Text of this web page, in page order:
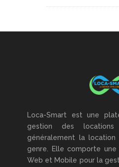
Loca-Smart est une
gestion des
généralement la
genre. Elle comporte une
Web et Mobile pour la